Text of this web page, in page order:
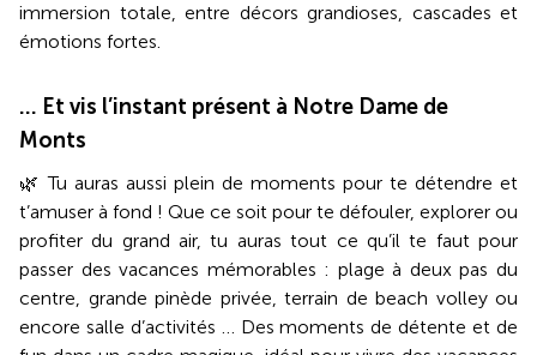
immersion totale, entre décors grandioses, cascades et
émotions fortes.
… Et vis l’instant présent à Notre Dame de
Monts
🌿 Tu auras aussi plein de moments pour te détendre et
t’amuser à fond ! Que ce soit pour te défouler, explorer ou
profiter du grand air, tu auras tout ce qu’il te faut pour
passer des vacances mémorables : plage à deux pas du
centre, grande pinède privée, terrain de beach volley ou
encore salle d’activités … Des moments de détente et de